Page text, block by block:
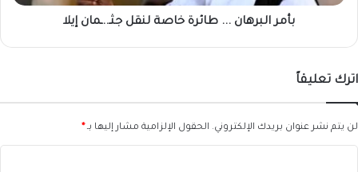
بأمر البرهان ... طائرة خاصة لنقل جثـ..ـمان إيلا
اترك تعليقاً
لن يتم نشر عنوان بريدك الإلكتروني. الحقول الإلزامية مشار إليها بـ *